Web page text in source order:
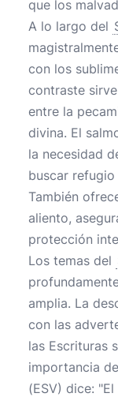
que los
A lo largo del
con los
contraste
entre la
divina. El
la necesidad
buscar
También
aliento,
protección
Los temas del
amplia. La
con las
las Escrituras
importancia
(ESV) dice: